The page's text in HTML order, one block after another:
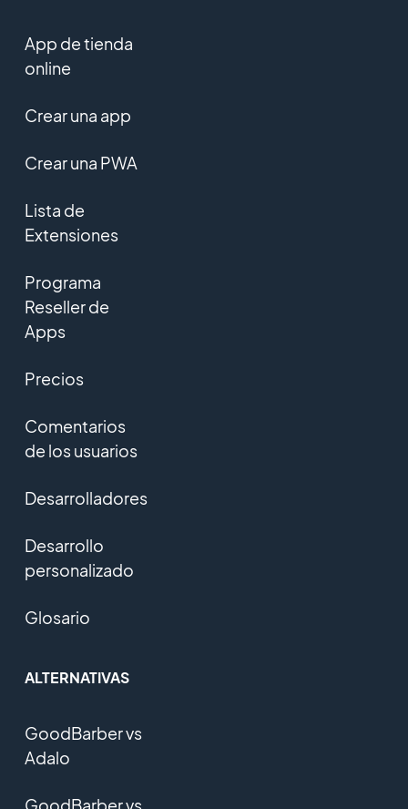
App de tienda
online
Crear una app
Crear una PWA
Lista de
Extensiones
Programa
Reseller de
Apps
Precios
Comentarios
de los usuarios
Desarrolladores
Desarrollo
personalizado
Glosario
ALTERNATIVAS
GoodBarber vs
Adalo